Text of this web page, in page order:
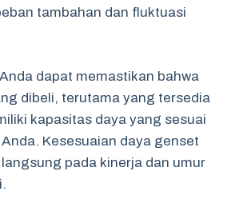
tambahan dan fluktuasi
dapat memastikan bahwa
dibeli, terutama yang tersedia
kapasitas daya yang sesuai
Kesesuaian daya genset
pada kinerja dan umur